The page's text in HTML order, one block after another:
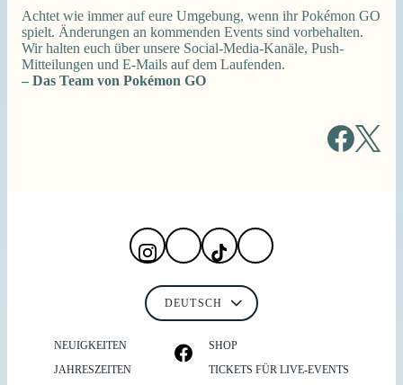
Achtet wie immer auf eure Umgebung, wenn ihr Pokémon GO
spielt. Änderungen an kommenden Events sind vorbehalten.
Wir halten euch über unsere Social-Media-Kanäle, Push-
Mitteilungen und E-Mails auf dem Laufenden.
– Das Team von Pokémon GO
NEUIGKEITEN
JAHRESZEITEN
SHOP
TICKETS FÜR LIVE-EVENTS